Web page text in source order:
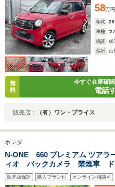
58万円
年式
車検
保証
保
住所
山
無
料
今すぐ在庫確
電話
販売店： （有）ワン・プライス
ホンダ
N-ONE 660 プレミアム ツアラ
ィオ バックカメラ 禁煙車 ド
ー HIDヘッド ETC 純正14イ
ト オートエアコン Bluetooth
販売店保証 購入プラン付 オンライン相談可